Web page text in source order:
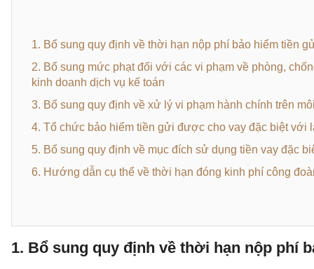
1. Bổ sung quy định về thời hạn nộp phí bảo hiểm tiền
2. Bổ sung mức phạt đối với các vi phạm về phòng,
kinh doanh dịch vụ kế toán
3. Bổ sung quy định về xử lý vi phạm hành chính trên
4. Tổ chức bảo hiểm tiền gửi được cho vay đặc biệt với
5. Bổ sung quy định về mục đích sử dụng tiền vay đặc
6. Hướng dẫn cụ thể về thời hạn đóng kinh phí công
1. Bổ sung quy định về thời hạn nộp phí